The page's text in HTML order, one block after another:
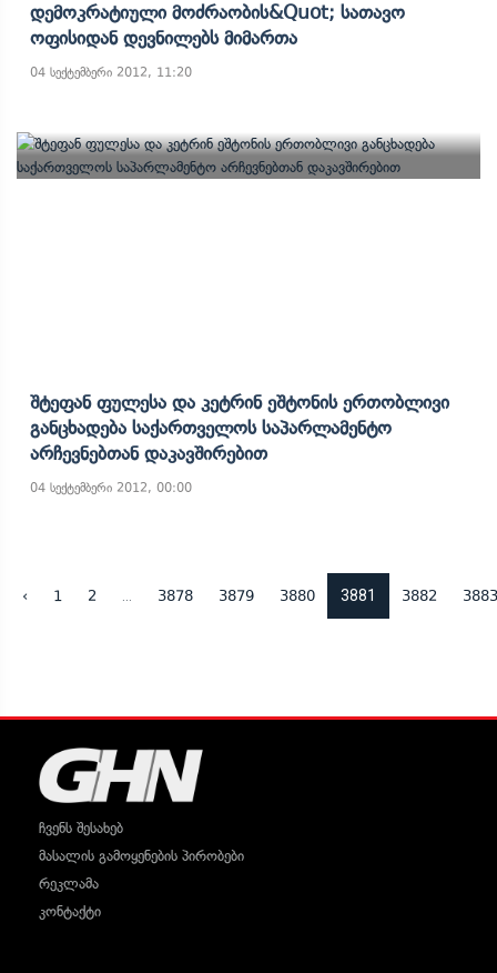
Დემოკრატიული Მოძრაობის&quot; Სათავო
Ოფისიდან Დევნილებს Მიმართა
04 სექტემბერი 2012, 11:20
Შტეფან Ფულესა Და Კეტრინ Ეშტონის Ერთობლივი
Განცხადება Საქართველოს Საპარლამენტო
Არჩევნებთან Დაკავშირებით
04 სექტემბერი 2012, 00:00
‹ 1 2 3878 3879 3880 3881 3882 3883
ჩვენს შესახებ
მასალის გამოყენების პირობები
რეკლამა
კონტაქტი